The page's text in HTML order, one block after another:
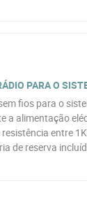
PARA O
fios para o
a alimentação
entre
de reserva